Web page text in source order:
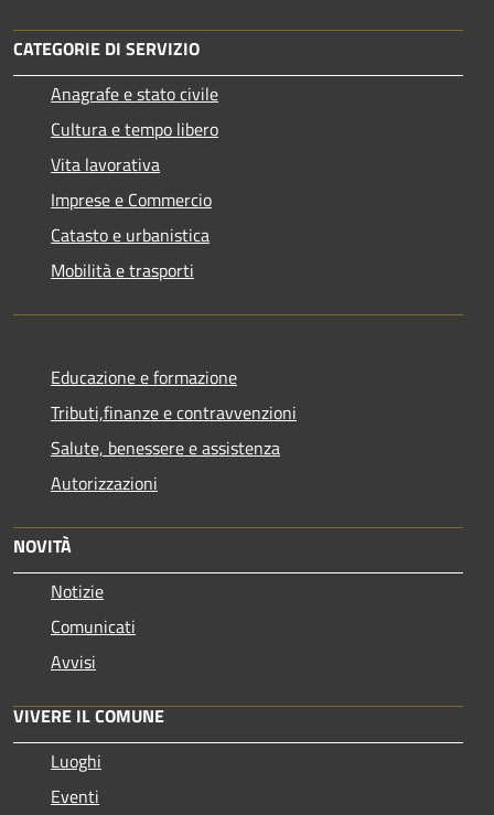
CATEGORIE DI SERVIZIO
Anagrafe e stato civile
Cultura e tempo libero
Vita lavorativa
Imprese e Commercio
Catasto e urbanistica
Mobilità e trasporti
Educazione e formazione
Tributi,finanze e contravvenzioni
Salute, benessere e assistenza
Autorizzazioni
NOVITÀ
Notizie
Comunicati
Avvisi
VIVERE IL COMUNE
Luoghi
Eventi